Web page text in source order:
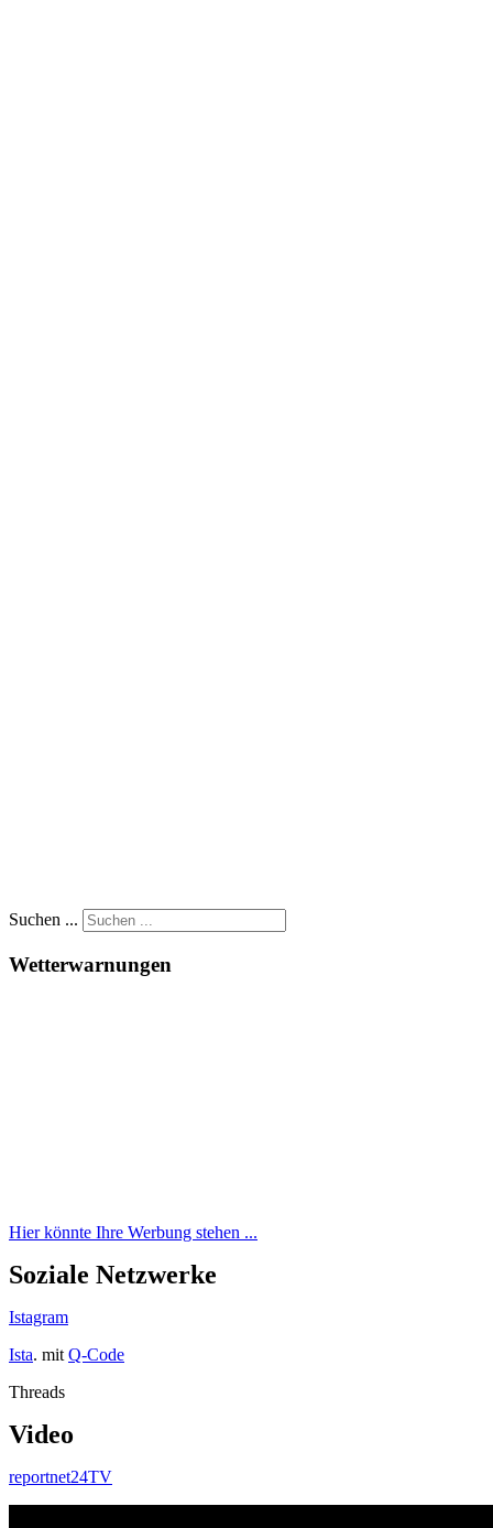
Suchen ...
Wetterwarnungen
Hier könnte Ihre Werbung stehen ...
Soziale Netzwerke
Istagram
Ista. mit Q-Code
Threads
Video
reportnet24TV